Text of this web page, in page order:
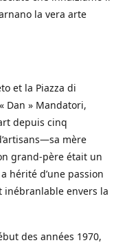
la vera arte
et la Piazza di
Dan » Mandatori,
depuis cinq
mère
grand-père était un
hérité d’une passion
inébranlable envers la
des années 1970,